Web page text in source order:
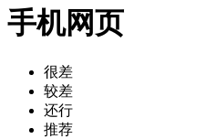
手机网页
很差
较差
还行
推荐